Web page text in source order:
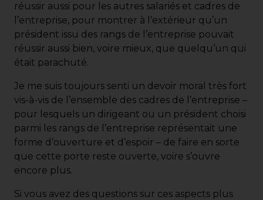
réussir aussi pour les autres salariés et cadres de
l’entreprise, pour montrer à l’extérieur qu’un
président issu des rangs de l’entreprise pouvait
réussir aussi bien, voire mieux, que quelqu’un qui
était parachuté.
Je me suis toujours senti un devoir moral très fort
vis-à-vis de l’ensemble des cadres de l’entreprise –
pour lesquels un dirigeant ou un président choisi
parmi les rangs de l’entreprise représentait une
forme d’ouverture et d’espoir – de faire en sorte
que cette porte reste ouverte, voire s’ouvre
encore plus.
Si vous avez des questions sur ces aspects plus